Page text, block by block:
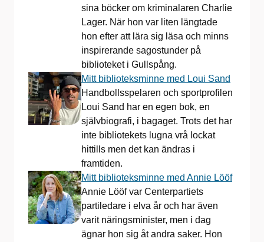
sina böcker om kriminalaren Charlie
Lager. När hon var liten längtade
hon efter att lära sig läsa och minns
inspirerande sagostunder på
biblioteket i Gullspång.
Mitt biblioteksminne med Loui Sand
Handbollsspelaren och sportprofilen
Loui Sand har en egen bok, en
självbiografi, i bagaget. Trots det har
inte bibliotekets lugna vrå lockat
hittills men det kan ändras i
framtiden.
Mitt biblioteksminne med Annie Lööf
Annie Lööf var Centerpartiets
partiledare i elva år och har även
varit näringsminister, men i dag
ägnar hon sig åt andra saker. Hon